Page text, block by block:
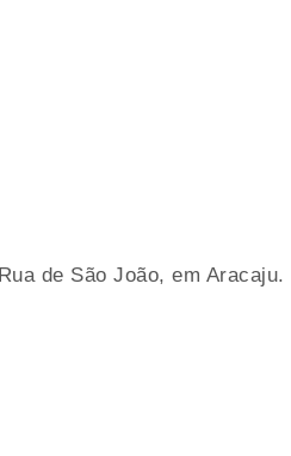
de São João, em Aracaju.